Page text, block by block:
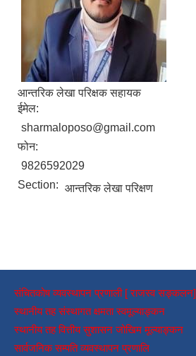
आन्तरिक लेखा परिक्षक सहायक
ईमेल:
sharmaloposo@gmail.com
फोन:
9826592029
Section: आन्तरिक लेखा परिक्षण
संचितकोष व्यवस्थापन प्रणाली [ राजस्व सङ्कलन]
स्थानीय तह संस्थागत क्षमता स्वमूल्याङ्कन
स्थानीय तह वित्तीय सुशासन जोखिम मूल्याङ्कन
सार्वजनिक सम्पति व्यवस्थापन प्रणालि